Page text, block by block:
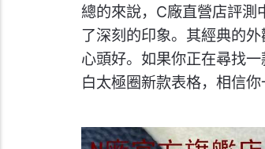
總的來說，C廠直營店評
了深刻的印象。其經典的
心頭好。如果你正在尋找
白太極圈新款表格，相信你